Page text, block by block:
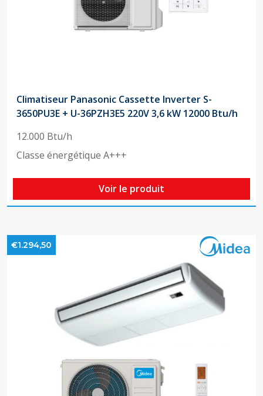
Climatiseur Panasonic Cassette Inverter S-
3650PU3E + U-36PZH3E5 220V 3,6 kW 12000 Btu/h
12.000 Btu/h
Classe énergétique A+++
Voir le produit
€1.294,50